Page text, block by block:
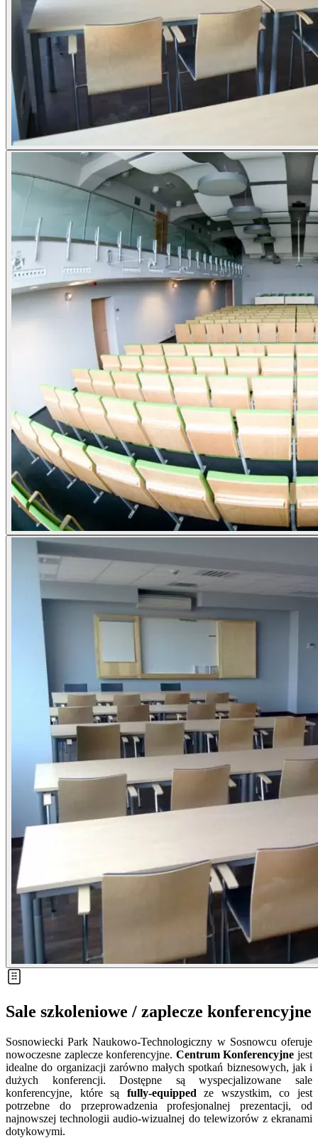
Sale szkoleniowe / zaplecze konferencyjne
Sosnowiecki Park Naukowo-Technologiczny w Sosnowcu oferuje
nowoczesne zaplecze konferencyjne. Centrum Konferencyjne jest
idealne do organizacji zarówno małych spotkań biznesowych, jak i
dużych konferencji. Dostępne są wyspecjalizowane sale
konferencyjne, które są fully-equipped ze wszystkim, co jest
potrzebne do przeprowadzenia profesjonalnej prezentacji, od
najnowszej technologii audio-wizualnej do telewizorów z ekranami
dotykowymi.